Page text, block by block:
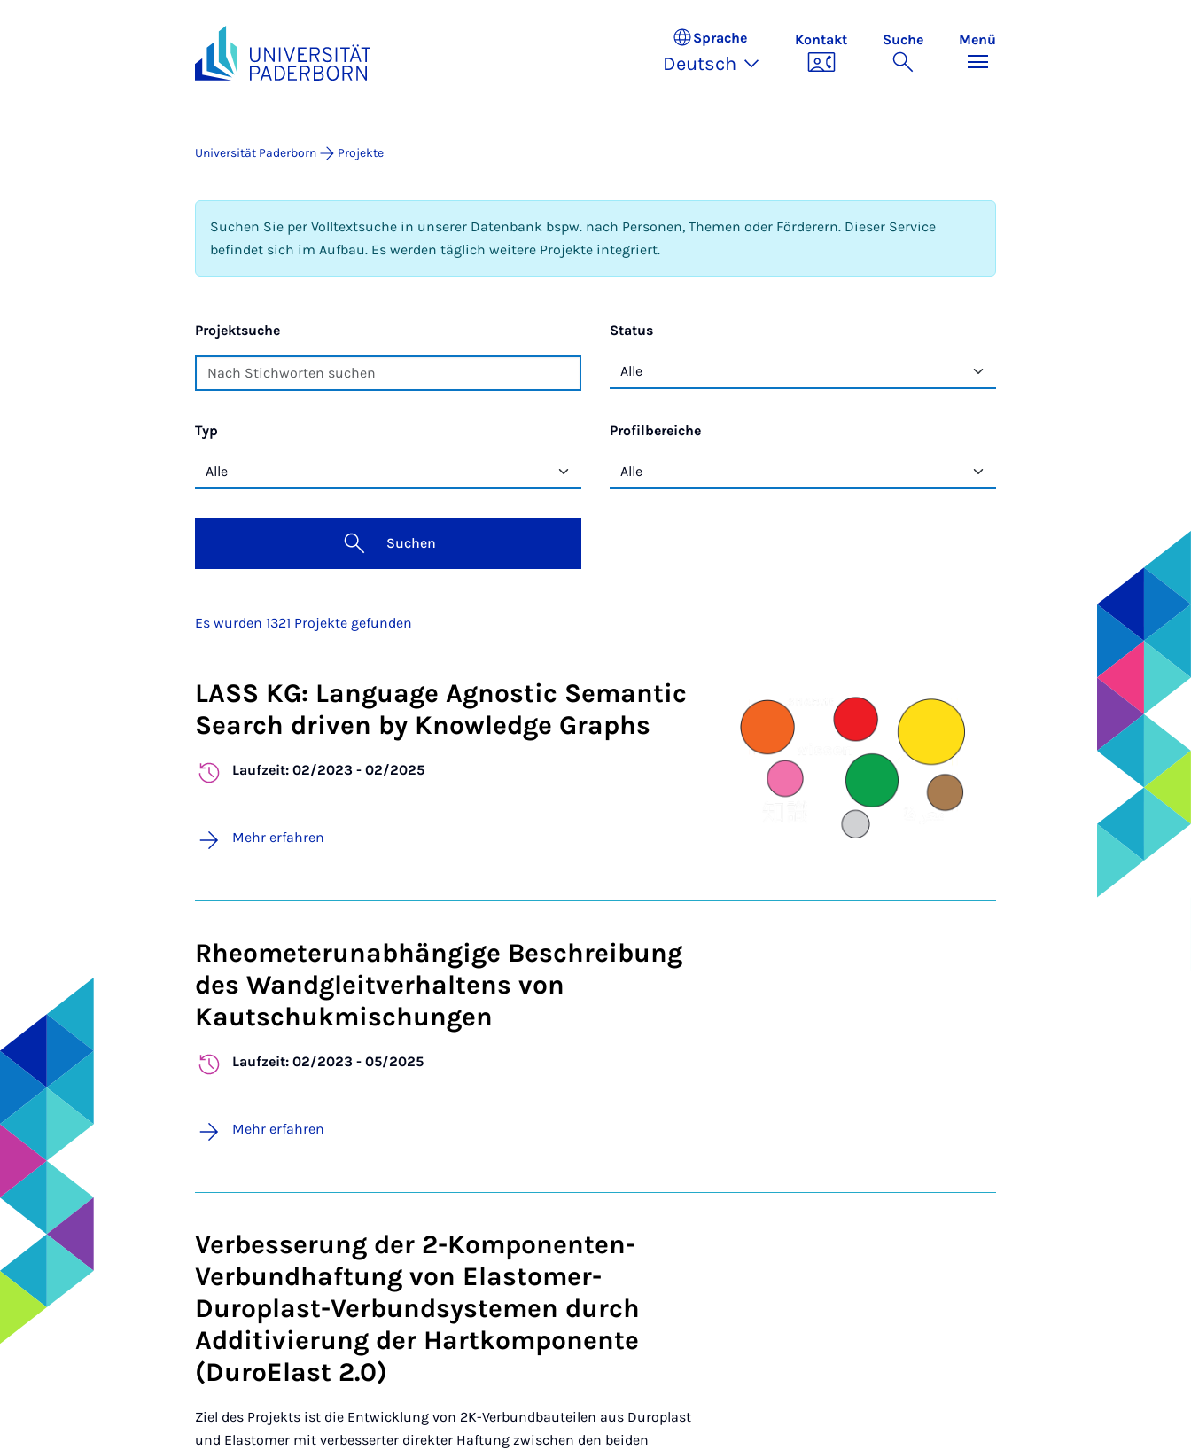
Sprache
Deutsch
Kontakt Suche Menü
Universität Paderborn Projekte
Suchen Sie per Volltextsuche in unserer Datenbank bspw. nach Personen, Themen oder Förderern. Dieser Service
befindet sich im Aufbau. Es werden täglich weitere Projekte integriert.
Projektsuche Status
Typ Profilbereiche
Suchen
Es wurden 1321 Projekte gefunden
LASS KG: Language Agnostic Semantic
Search driven by Knowledge Graphs
Laufzeit: 02/2023 - 02/2025
Mehr erfahren
Rheometerunabhängige Beschreibung
des Wandgleitverhaltens von
Kautschukmischungen
Laufzeit: 02/2023 - 05/2025
Mehr erfahren
Verbesserung der 2-Komponenten-
Verbundhaftung von Elastomer-
Duroplast-Verbundsystemen durch
Additivierung der Hartkomponente
(DuroElast 2.0)
Ziel des Projekts ist die Entwicklung von 2K-Verbundbauteilen aus Duroplast
und Elastomer mit verbesserter direkter Haftung zwischen den beiden